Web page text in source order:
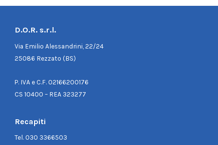
D.O.R. s.r.l.
Via Emilio Alessandrini, 22/24
25086 Rezzato (BS)
P. IVA e C.F. 02166200176
CS 10400 – REA 323277
Recapiti
Tel.030 3366503